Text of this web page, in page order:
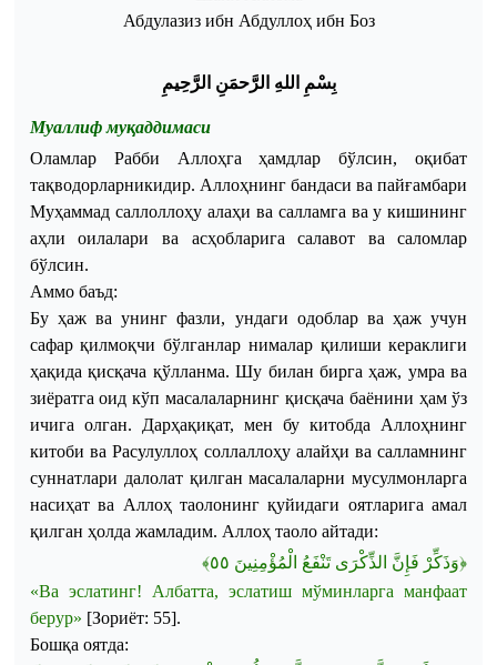
Абдулазиз ибн Абдуллоҳ ибн Боз
بِسْمِ اللهِ الرَّحمَنِ الرَّحِيمِ
Муаллиф муқаддимаси
Оламлар
Рабби Аллоҳга ҳамдлар бўлсин,оқибат
тақводорларникидир. Аллоҳнинг бандаси ва пайғамбари
Муҳаммад саллоллоҳу алаҳи ва салламга ва укишининг
аҳли
оилалари ва асҳобларига салавот ва
саломлар
бўлсин.
Аммо баъд:
Бу ҳаж ва унинг фазли, ундаги одоблар ва ҳаж учун
сафар қилмоқчи бўлганлар нималар қилиши кераклиги
ҳақида қисқача қўлланма.Шу билан бирга ҳаж, умра ва
зиёратга оид кўп масалаларнинг қисқача баёнини ҳам ўз
ичига олган. Дарҳақиқат,мен бу китобда
Аллоҳнинг
китоби ва Расулуллоҳ соллаллоҳу алайҳи ва салламнинг
суннатлари далолат қилган масалаларни мусулмонларга
насиҳат ва Аллоҳ таолонинг қуйидаги оятларига амал
қилган ҳолда жамладим. Аллоҳ таоло айтади:
﴿وَذَكِّرْ فَإِنَّ الذِّكْرَى تَنْفَعُ الْمُؤْمِنِينَ ٥٥﴾
«Ва эслатинг! Албатта,эслатиш мўминларга манфаат
берур» [Зориёт: 55].
Бошқа оятда: